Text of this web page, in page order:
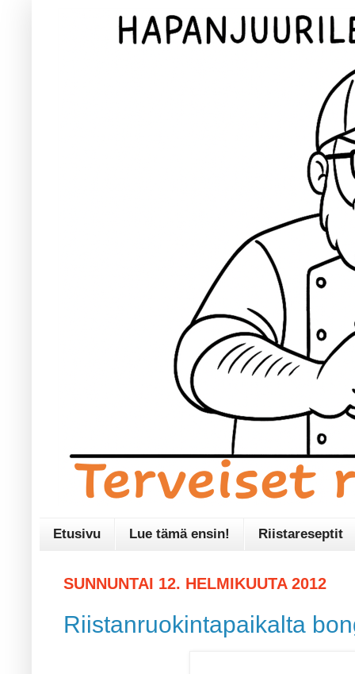
Etusivu Lue tämä ensin! Riistareseptit
SUNNUNTAI 12. HELMIKUUTA 2012
Riistanruokintapaikalta